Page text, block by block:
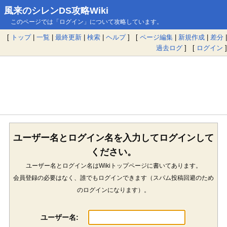
風来のシレンDS攻略Wiki
このページでは「ログイン」について攻略しています。
[ トップ| 一覧 | 最終更新 | 検索 | ヘルプ] [ ページ編集 | 新規作成 | 差分 |
過去ログ ] [ ログイン ]
ユーザー名とログイン名を入力してログインして
ください。
ユーザー名とログイン名はWikiトップページに書いてあります。
会員登録の必要はなく、誰でもログインできます（スパム投稿回避のため
のログインになります）。
ユーザー名: